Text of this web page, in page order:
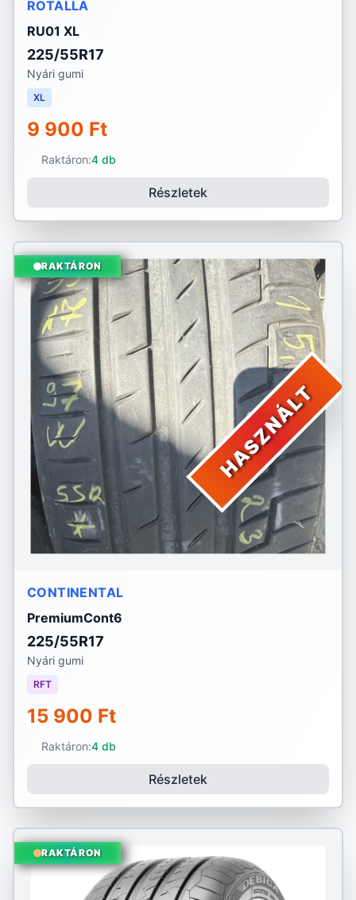
ROTALLA
RU01 XL
225/55R17
Nyári gumi
XL
9 900 Ft
Raktáron:4 db
Részletek
HASZNÁLT
RAKTÁRON
CONTINENTAL
PremiumCont6
225/55R17
Nyári gumi
RFT
15 900 Ft
Raktáron:4 db
Részletek
RAKTÁRON